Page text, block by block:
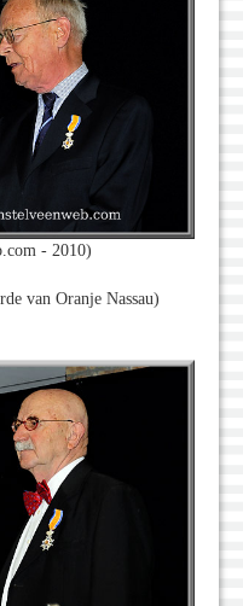
- 2010)
van Oranje Nassau)